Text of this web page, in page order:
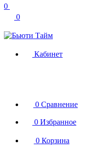
0
0
Кабинет
0 Сравнение
0 Избранное
0 Корзина